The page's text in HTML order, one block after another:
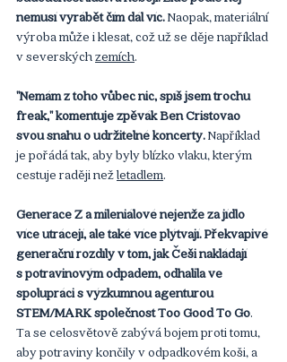
nemusí vyrábět čím dál víc. Naopak, materiální
výroba může i klesat, což už se děje například
v severských zemích.
"Nemám z toho vůbec nic, spíš jsem trochu
freak," komentuje zpěvák Ben Cristovao
svou snahu o udržitelné koncerty. Například
je pořádá tak, aby byly blízko vlaku, kterým
cestuje raději než letadlem.
Generace Z a mileniálové nejenže za jídlo
více utrácejí, ale také více plýtvají. Překvapivé
generační rozdíly v tom, jak Češi nakládají
s potravinovým odpadem, odhalila ve
spolupráci s výzkumnou agenturou
STEM/MARK společnost Too Good To Go.
Ta se celosvětově zabývá bojem proti tomu,
aby potraviny končily v odpadkovém koši, a